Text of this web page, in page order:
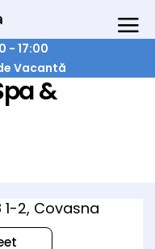
- 17:00
Vacantă
&
1-2, Covasna